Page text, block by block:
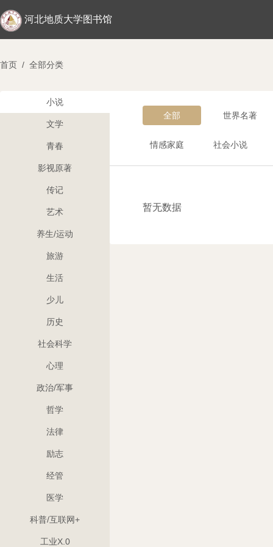
河北地质大学图书馆
首页 / 全部分类
小说
文学
青春
影视原著
传记
艺术
养生/运动
旅游
生活
少儿
历史
社会科学
心理
政治/军事
哲学
法律
励志
经管
医学
科普/互联网+
工业X.0
全部 世界名著
情感家庭 社会小说
暂无数据